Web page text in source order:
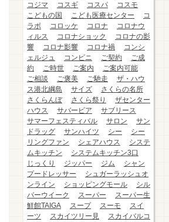
コジマ
コスギ コスパ
コスモ
こどもの国
こども医療センター
コ
ラボ
コロッケ コロナ
コロナウ
ィルス
コロナショック
コロナの影
響
コロナ影響 コロナ禍
コンシ
ェルジュ
コンビニ ご契約
ご成
約
ご時世 ご案内
ご案内可能
ご相談
ご褒美 ご馳走
ザ・ハウ
ス港北綱島
サイズ
さくらの名所
さくらんぼ
さくら祭り
ザセンター
ハウス
サバービア
サブリース
サマーフェスティバル
サロン
サン
ドラッグ
サンハイツ シー
シー
リングファン
シェアハウス
システ
ムキッチン
システムキッチン3口
じっくり
ジッパー ジム
シャン
プードレッサー
シュガーラッシュオ
ンライン
ショッピングモール
シル
バーウイーク
スーパー
スーパー生
鮮館TAIGA
スープ スーモ
スイ
ーツ
スカイツリー見
スカイバルコ